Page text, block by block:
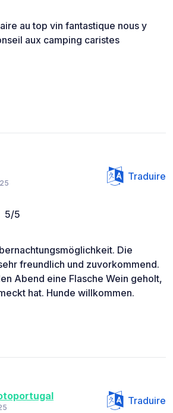
au top vin fantastique nous y
aux camping caristes
Traduire
5/5
Die
freundlich und zuvorkommend.
Abend eine Flasche Wein geholt,
hat. Hunde willkommen.
Traduire